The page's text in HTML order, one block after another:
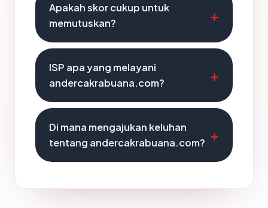
Apakah skor cukup untuk
memutuskan?
ISP apa yang melayani
andercakrabuana.com?
Di mana mengajukan keluhan
tentang andercakrabuana.com?